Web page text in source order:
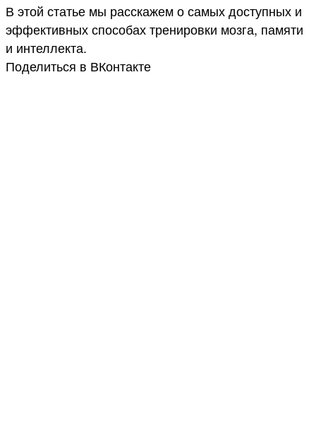
В этой статье мы расскажем о самых доступных и
эффективных способах тренировки мозга, памяти
и интеллекта.
Поделиться в ВКонтакте